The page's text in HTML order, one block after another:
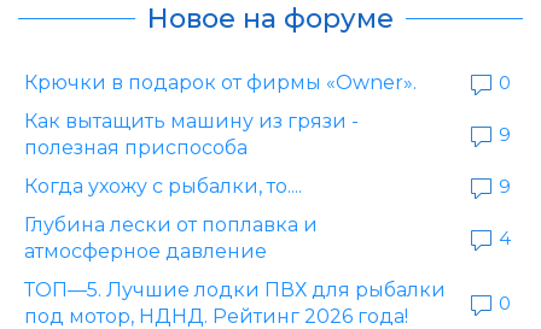
Новое на форуме
Крючки в подарок от фирмы «Owner».
0
Как вытащить машину из грязи -
полезная приспособа
9
Когда ухожу с рыбалки, то....
9
Глубина лески от поплавка и
атмосферное давление
4
ТОП—5. Лучшие лодки ПВХ для рыбалки
под мотор, НДНД. Рейтинг 2026 года!
0